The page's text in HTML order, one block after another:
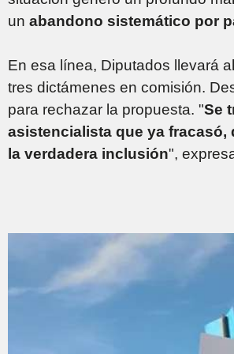
un abandono sistemático por
En esa línea, Diputados llevará
tres dictámenes en comisión.
para rechazar la propuesta. "Se
asistencialista que ya
la verdadera inclusión",